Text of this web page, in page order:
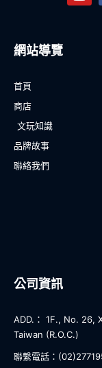
網站導覽
首頁
商店
文玩知識
品牌故事
聯絡我們
公司資訊
ADD.： 1F., No. 26,
Taiwan (R.O.C.)
聯繫電話：